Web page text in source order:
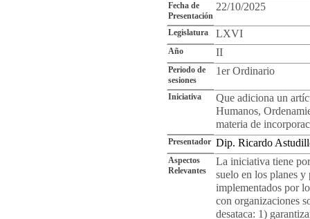
Fecha de
Presentación
22/10/2025
Legislatura LXVI
Año II
Periodo de
sesiones
1er Ordinario
Iniciativa
Que adiciona un
Humanos,
materia de
Presentador Dip. Ricardo
Aspectos
Relevantes
La iniciativa tiene
suelo en los planes
implementados por
con organizaciones
desataca: 1)